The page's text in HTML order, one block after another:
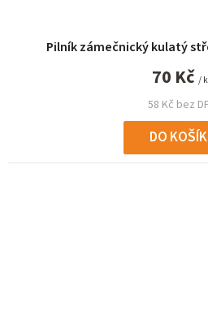
Pilník zámečnický kulatý
58 Kč bez
70 Kč /
DO